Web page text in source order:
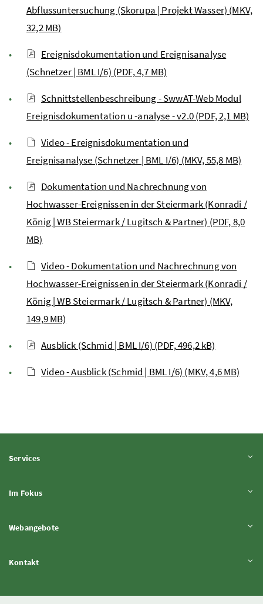
Abflussuntersuchung (Skorupa | Projekt Wasser) (MKV,
32,2 MB)
Ereignisdokumentation und Ereignisanalyse
(Schnetzer | BML I/6) (PDF, 4,7 MB)
Schnittstellenbeschreibung - SwwAT-Web Modul
Ereignisdokumentation u -analyse - v2.0 (PDF, 2,1 MB)
Video - Ereignisdokumentation und
Ereignisanalyse (Schnetzer | BML I/6) (MKV, 55,8 MB)
Dokumentation und Nachrechnung von
Hochwasser-Ereignissen in der Steiermark (Konradi /
König | WB Steiermark / Lugitsch & Partner) (PDF, 8,0
MB)
Video - Dokumentation und Nachrechnung von
Hochwasser-Ereignissen in der Steiermark (Konradi /
König | WB Steiermark / Lugitsch & Partner) (MKV,
149,9 MB)
Ausblick (Schmid | BML I/6) (PDF, 496,2 kB)
Video - Ausblick (Schmid | BML I/6) (MKV, 4,6 MB)
ServicesInhalt aufklappen
Im FokusInhalt aufklappen
WebangeboteInhalt aufklappen
KontaktInhalt aufklappen